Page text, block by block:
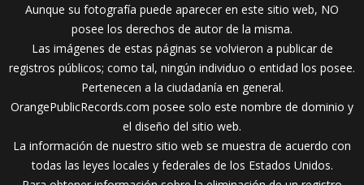
Aunque su fotografía puede aparecer en este sitio web, NO
posee los derechos de autor de la misma.
Las imágenes de estas páginas se volvieron a publicar de
registros públicos; como tal, ningún individuo o entidad los posee.
Pertenecen a la ciudadanía en general.
OrangePublicRecords.com posee solo este nombre de dominio y
el diseño del sitio web.
La información de nuestro sitio web se muestra de acuerdo con
todas las leyes locales y federales de los Estados Unidos.